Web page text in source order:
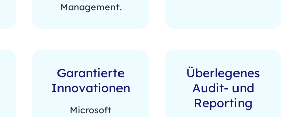
Management.
Garantierte
Innovationen
Microsoft
Überlegenes
Audit- und
Reporting